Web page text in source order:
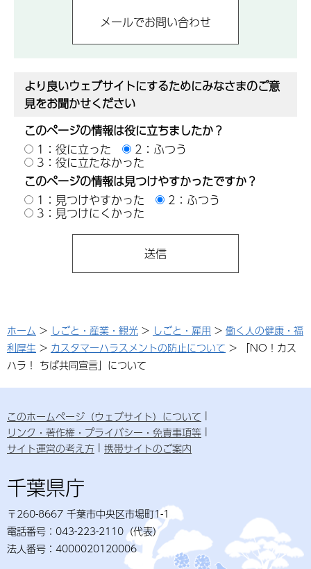
より良いウェブサイトにするためにみなさまのご意
見をお聞かせください
このページの情報は役に立ちましたか？
1：役に立った
2：ふつう
3：役に立たなかった
このページの情報は見つけやすかったですか？
1：見つけやすかった
2：ふつう
3：見つけにくかった
ホーム > しごと・産業・観光 > しごと・雇用 > 働く人の健康・福
利厚生 > カスタマーハラスメントの防止について > 「NO！カス
ハラ！ ちば共同宣言」について
このホームページ（ウェブサイト）について
リンク・著作権・プライバシー・免責事項等
サイト運営の考え方
携帯サイトのご案内
千葉県庁
〒260-8667 千葉市中央区市場町1-1
電話番号：043-223-2110（代表）
法人番号：4000020120006